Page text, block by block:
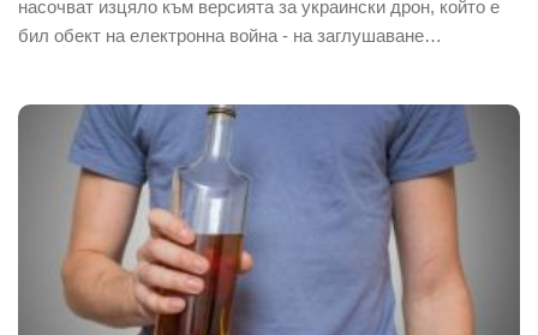
насочват изцяло към версията за украински дрон, който е
бил обект на електронна война - на заглушаване…